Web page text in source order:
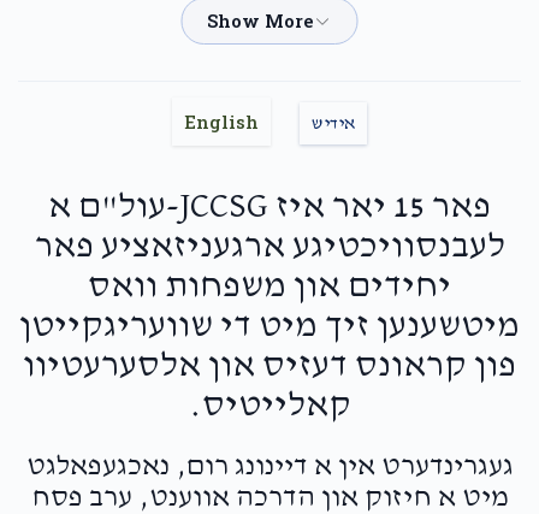
Moshey Cohn Oizer & Chayala Rubin
Oizer & Chayala Rubin
Aron Shmiel Stein Oizer & Chayala Rubin
2 months ago $36.00
Tzudik PerlsteinOizer & Chayala Rubin
English אידיש
פאר 15 יאר איז JCCSG-עול"ם א
לעבנסוויכטיגע ארגעניזאציע פאר
יחידים און משפחות וואס
מיטשענען זיך מיט די שוועריגקייטן
פון קראונס דעזיס און אלסערעטיוו
קאלייטיס.
געגרינדערט אין א דיינונג רום, נאכגעפאלגט
מיט א חיזוק און הדרכה אווענט, ערב פסח